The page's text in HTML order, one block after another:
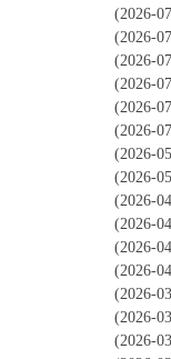
(2026-
(2026-
(2026-
(2026-
(2026-
(2026-
(2026-
(2026-
(2026-
(2026-
(2026-
(2026-
(2026-
(2026-
(2026-